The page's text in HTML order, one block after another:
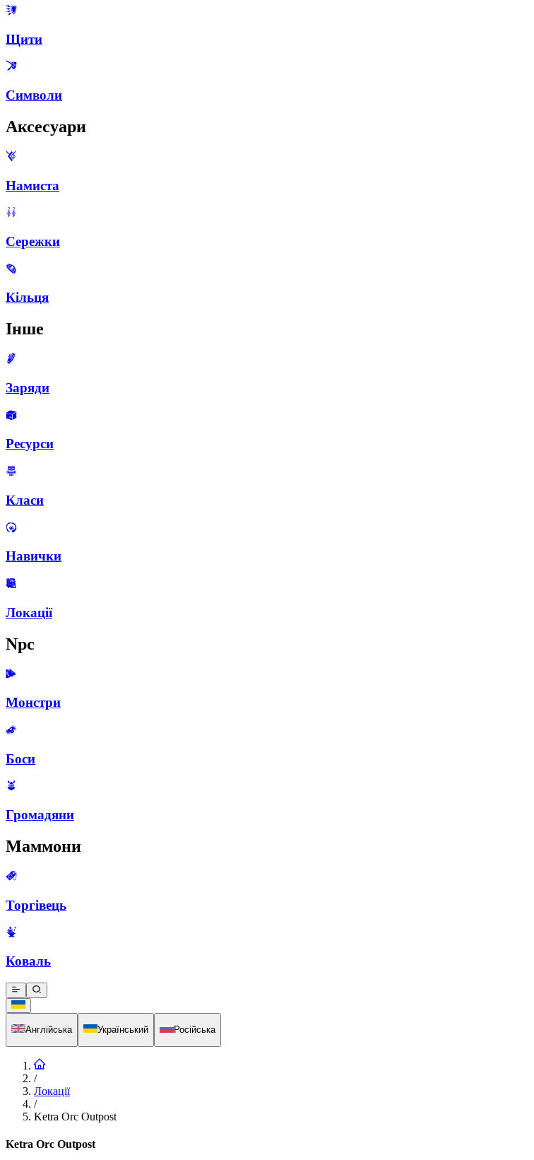
Щити
Символи
Аксесуари
Намиста
Сережки
Кільця
Інше
Заряди
Ресурси
Класи
Навички
Локації
Npc
Монстри
Боси
Громадяни
Маммони
Торгівець
Коваль
Англійська Український Російська
/
Локації
/
Ketra Orc Outpost
Ketra Orc Outpost